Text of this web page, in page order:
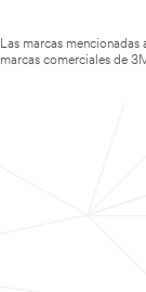
Las marcas mencionadas
marcas comerciales de